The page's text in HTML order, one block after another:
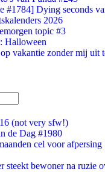
#1784] Dying seconds
2026
topic #3
Halloween
vakantie zonder mij uit
(not very sfw!)
de Dag #1980
cel voor afpersing
steekt bewoner na ruzie